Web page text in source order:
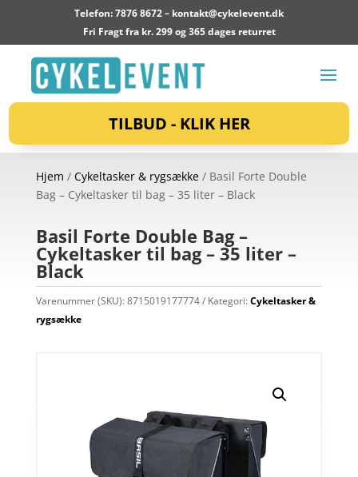
Telefon: 7876 8672 – kontakt@cykelevent.dk
Fri Fragt fra kr. 299 og 365 dages returret
TILBUD - KLIK HER
Hjem / Cykeltasker & rygsække/ Basil Forte Double
Bag – Cykeltasker til bag – 35 liter – Black
Basil Forte Double Bag –
Cykeltasker til bag – 35 liter –
Black
Varenummer (SKU):8715019177774 Kategori:Cykeltasker &
rygsække